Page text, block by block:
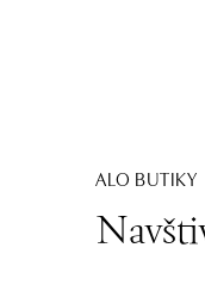
ALO BUTIKY